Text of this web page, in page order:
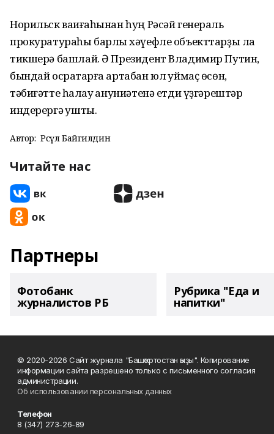
Норильск ваҡиғаһынан һуң Рәсәй генераль
прокуратураһы барлыҡ хәүефле объекттарҙы ла
тикшерә башлай. Ә Президент Владимир Путин,
бындай осраҡтарға артабан юл ҡуймаҫ өсөн,
тәбиғәтте һаҡлау ҡануниәтенә етди үҙгәрештәр
индерергә ҡушты.
Автор: Рәсүл Байгилдин
Читайте нас
Партнеры
Фотобанк
журналистов РБ
Рубрика "Еда и
напитки"
© 2020-2026 Сайт журнала "Башҡортостан ҡыҙы". Копирование
информации сайта разрешено только с письменного согласия
администрации.
Об использовании персональных данных
Телефон
8 (347) 273-26-89